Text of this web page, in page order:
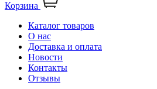
Корзина
Каталог товаров
О нас
Доставка и оплата
Новости
Контакты
Отзывы